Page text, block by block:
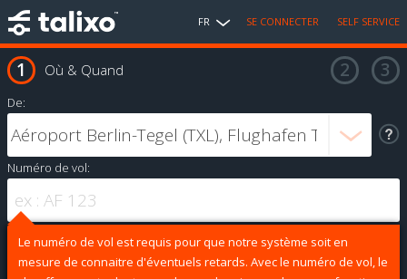
FR SE CONNECTER SELF SERVICE
Où & Quand
De:
Numéro de vol:
Le numéro de vol est requis pour que notre système soit en
mesure de connaitre d'éventuels retards. Avec le numéro de vol, le